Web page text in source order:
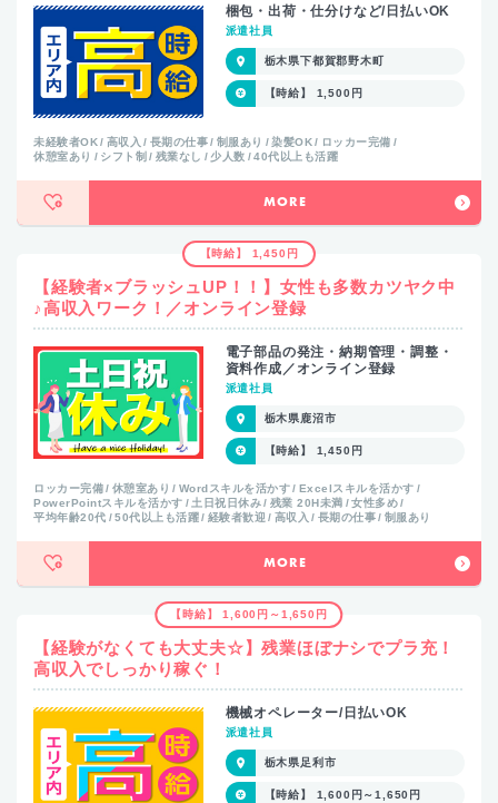
梱包・出荷・仕分けなど/日払いOK
派遣社員
栃木県下都賀郡野木町
【時給】 1,500円
未経験者OK 高収入 長期の仕事 制服あり 染髪OK
ロッカー完備
休憩室あり
シフト制 残業なし 少人数 40代以上も活躍
MORE
【時給】 1,450円
【経験者×ブラッシュUP！！】女性も多数カツヤク中
♪高収入ワーク！／オンライン登録
電子部品の発注・納期管理・調整・
資料作成／オンライン登録
派遣社員
栃木県鹿沼市
【時給】 1,450円
ロッカー完備 休憩室あり Wordスキルを活かす
Excelスキルを活かす
PowerPointスキルを活かす
土日祝日休み 残業 20H未満
女性多め
平均年齢20代
50代以上も活躍 経験者歓迎 高収入 長期の仕事 制服あり
MORE
【時給】 1,600円～1,650円
【経験がなくても大丈夫☆】残業ほぼナシでプラ充！
高収入でしっかり稼ぐ！
機械オペレーター/日払いOK
派遣社員
栃木県足利市
【時給】 1,600円～1,650円